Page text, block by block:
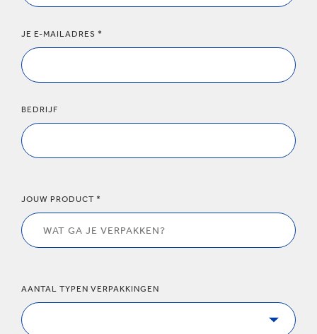
JE E-MAILADRES *
BEDRIJF
JOUW PRODUCT *
AANTAL TYPEN VERPAKKINGEN